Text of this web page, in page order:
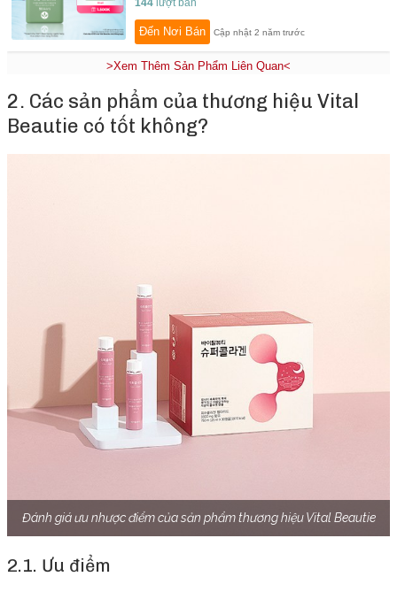
144 lượt bán
Đến Nơi Bán Cập nhật 2 năm trước
>Xem Thêm Sản Phẩm Liên Quan<
2. Các sản phẩm của thương hiệu Vital
Beautie có tốt không?
Đánh giá ưu nhược điểm của sản phẩm thương hiệu Vital Beautie
2.1. Ưu điểm